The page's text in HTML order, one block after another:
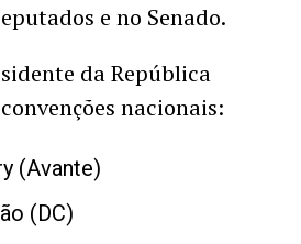
e no Senado.
da República
nacionais:
(Avante)
(DC)